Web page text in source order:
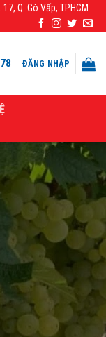
chính hãng giá rẻ số 1
Q. Gò Vấp, TPHCM
ĐĂNG NHẬP